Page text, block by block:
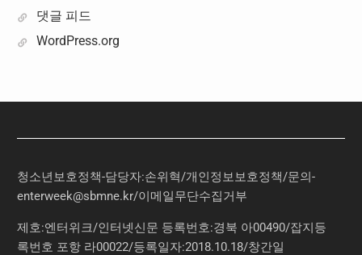
댓글 피드
WordPress.org
청소년보호정책-담당자:손위혁/개인정보보호정책/문의-
enterweek@sbmne.kr/이메일무단수집거부
제호:엔터위크/인터넷신문 등록번호:경북 아00490/잡지등
록번호 포항 라00022/등록일자:2018.10.18/창간일